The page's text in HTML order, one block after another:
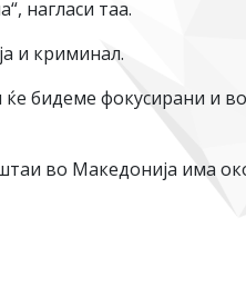
нагласи таа.
и криминал.
бидеме фокусирани и
во Македонија има